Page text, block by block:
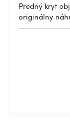
Predný kryt
originálny